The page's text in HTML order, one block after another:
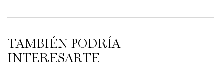
TAMBIÉN PODRÍA
INTERESARTE